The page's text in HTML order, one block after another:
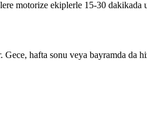
motorize ekiplerle 15-30 dakikada
Gece, hafta sonu veya bayramda da